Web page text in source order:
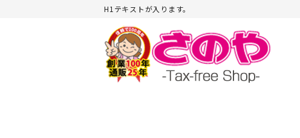
H1テキストが入ります。